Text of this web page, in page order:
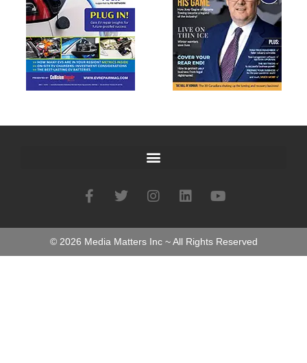
© 2026 Media Matters Inc ~ All Rights Reserved